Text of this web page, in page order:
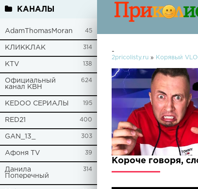
КАНАЛЫ
AdamThomasMoran 45
КЛИККЛАК 314
KTV 138
Официальный
канал КВН
624
KEDOO СЕРИАЛЫ 195
RED21 400
GAN_13_ 303
Афоня TV 39
Данила
Поперечный
314
-
2pricolisty.ru » Корявый
Короче говоря,